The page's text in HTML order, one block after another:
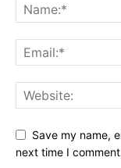
Save my name,
next time I